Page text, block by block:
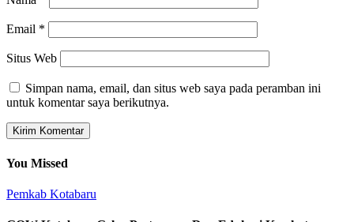
Email *
Situs Web
Simpan nama, email, dan situs web saya pada peramban ini
untuk komentar saya berikutnya.
You Missed
Pemkab Kotabaru